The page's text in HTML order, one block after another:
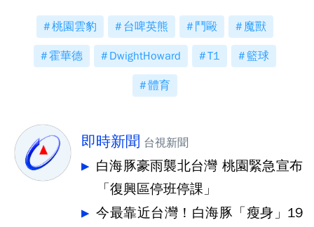
桃園雲豹 台啤英熊 鬥毆 魔獸
霍華德 DwightHoward T1 籃球
體育
即時新聞 台視新聞
白海豚豪雨襲北台灣 桃園緊急宣布
「復興區停班停課」
今最靠近台灣！白海豚「瘦身」19